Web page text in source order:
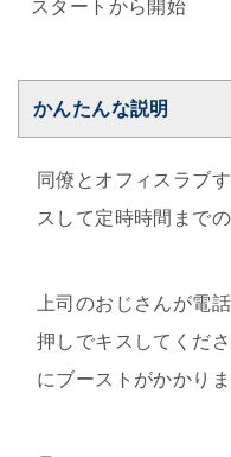
スタートから開始
かんたんな説明
同僚とオフィスラブ
スして定時時間まで
上司のおじさんが電
押しでキスしてくだ
にブーストがかかりま